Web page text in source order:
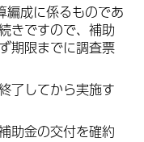
編成に係るものであ
きですので、補助
期限までに調査票
了してから実施す
助金の交付を確約